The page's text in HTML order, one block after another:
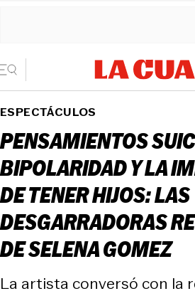
ESPECTÁCULOS
PENSAMIENTOS
BIPOLARIDAD Y LA
DE TENER HIJOS: LAS
DESGARRADORAS
DE SELENA GOMEZ
La artista conversó con la